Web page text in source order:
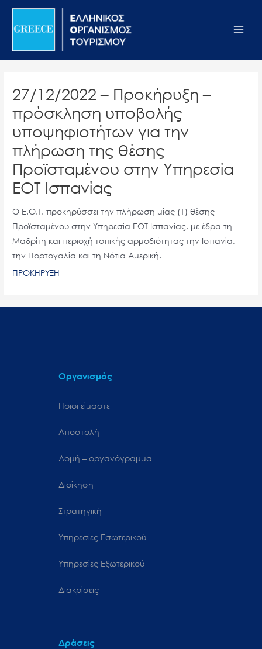
Σημείωση:
ιστότοπος
σύστημα
προσβασιμότητας.
Μετάβαση
περιεχόμενο
27/12/2022 – Προκήρυξη –
πρόσκληση υποβολής
υποψηφιοτήτων για την
πλήρωση της θέσης
Προϊσταμένου στην Υπηρεσία
ΕΟΤ Ισπανίας
Ο Ε.Ο.Τ. προκηρύσσει την πλήρωση μίας (1) θέσης
Προϊσταμένου στην Υπηρεσία ΕΟΤ Ισπανίας, με έδρα τη
Μαδρίτη και περιοχή τοπικής αρμοδιότητας την Ισπανία,
την Πορτογαλία και τη Νότια Αμερική.
ΠΡΟΚΗΡΥΞΗ
Οργανισμός
Ποιοι είμαστε
Αποστολή
Δομή – οργανόγραμμα
Διοίκηση
Στρατηγική
Υπηρεσίες Εσωτερικού
Υπηρεσίες Εξωτερικού
Διακρίσεις
Δράσεις